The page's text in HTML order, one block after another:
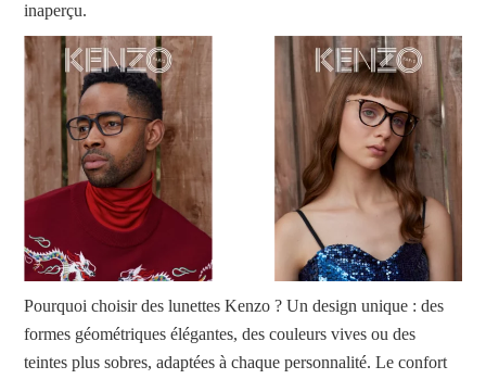
inaperçu.
Pourquoi choisir des lunettes Kenzo ? Un design unique : des
formes géométriques élégantes, des couleurs vives ou des
teintes plus sobres, adaptées à chaque personnalité. Le confort